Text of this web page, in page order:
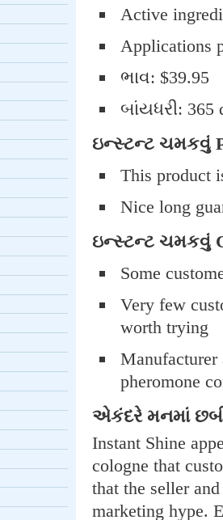
Active
Applications
ભાવ: $39.95
બાંયધરી: 365
ઇન્સ્ટન્ટ ચમકવું
This product
Nice long
ઇન્સ્ટન્ટ ચમકવું
Some
Very few
worth trying
pheromone
એકંદરે મનમાં
Instant Shine
cologne that
that the seller
marketing hype.